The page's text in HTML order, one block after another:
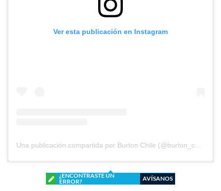
Ver esta publicación en Instagram
Una publicación compartida por Burton Chile (@burton_chile)
¿ENCONTRASTE UN
ERROR?
AVÍSANOS